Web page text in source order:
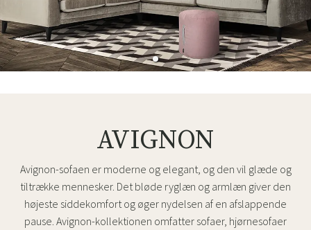
AVIGNON
Avignon-sofaen er moderne og elegant, og den vil glæde og
tiltrække mennesker. Det bløde ryglæn og armlæn giver den
højeste siddekomfort og øger nydelsen af en afslappende
pause. Avignon-kollektionen omfatter sofaer, hjørnesofaer